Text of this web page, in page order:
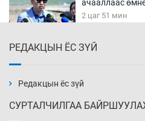
ачааллаас
2 цаг 51 мин
3 цаг 21 мин
РЕДАКЦЫН ЁС ЗҮЙ
Редакцын ёс зүй
СУРТАЛЧИЛГАА